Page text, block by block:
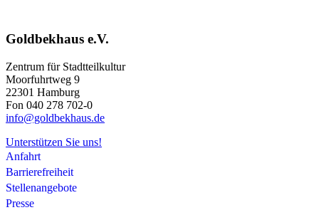
Goldbekhaus e.V.
Zentrum für Stadtteilkultur
Moorfuhrtweg 9
22301 Hamburg
Fon 040 278 702-0
info@goldbekhaus.de
Unterstützen Sie uns!
Anfahrt
Barrierefreiheit
Stellenangebote
Presse